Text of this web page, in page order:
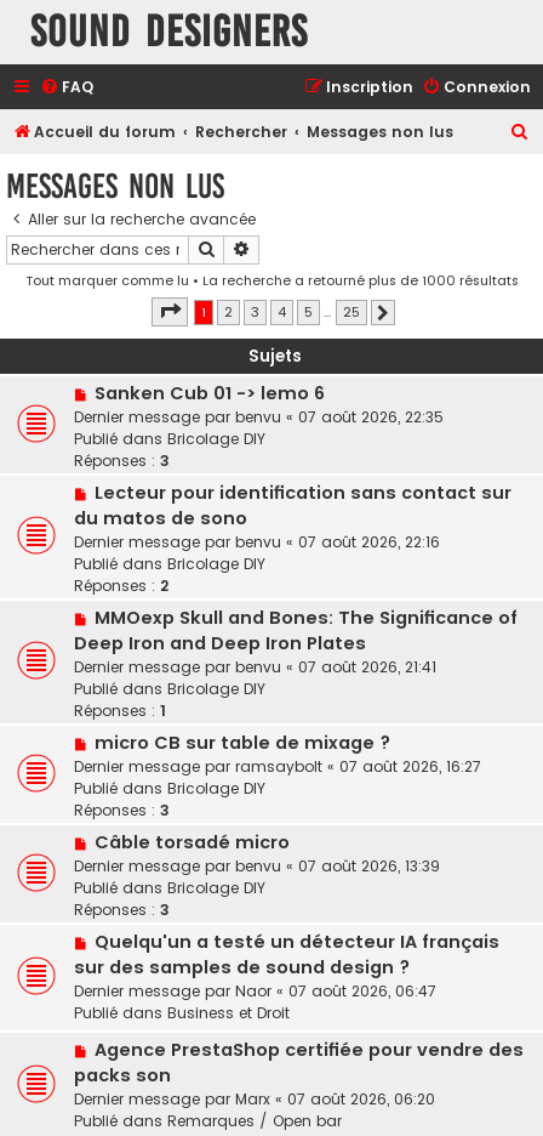
Sound Designers
FAQ Connexion
Inscription
Accueil du forum Rechercher Messages non lus
Messages non lus
Aller sur la recherche avancée
Rechercher
Tout marquer comme lu • La recherche a retourné plus de 1000 résultats
Page
1sur25
1 2 3 4 5 … 25
Sujets
N
o
u
v
a
u
m
e
s
s
a
g
e
Sanken Cub 01 -> lemo 6
Dernier message par benvu « 07 août 2026, 22:35
Publié dans Bricolage DIY
Réponses : 3
N
o
u
v
e
a
u
m
e
s
s
g
e
Lecteur pour identification sans contact sur
du matos de sono
Dernier message par benvu « 07 août 2026, 22:16
Publié dans Bricolage DIY
Réponses : 2
N
o
u
v
e
a
u
m
e
s
s
a
g
e
MMOexp Skull and Bones: The Significance of
Deep Iron and Deep Iron Plates
Dernier message par benvu « 07 août 2026, 21:41
Publié dans Bricolage DIY
Réponses : 1
N
o
u
v
a
u
m
e
s
s
a
g
e
micro CB sur table de mixage ?
Dernier message par ramsaybolt « 07 août 2026, 16:27
Publié dans Bricolage DIY
Réponses : 3
N
o
u
v
a
u
m
e
s
a
g
e
Câble torsadé micro
Dernier message par benvu « 07 août 2026, 13:39
Publié dans Bricolage DIY
Réponses : 3
N
o
u
v
a
u
m
e
Quelqu'un a testé un détecteur IA français
sur des samples de sound design ?
Dernier message par Naor « 07 août 2026, 06:47
Publié dans Business et Droit
N
o
u
v
Agence PrestaShop certifiée pour vendre des
packs son
Dernier message par Marx « 07 août 2026, 06:20
Publié dans Remarques / Open bar